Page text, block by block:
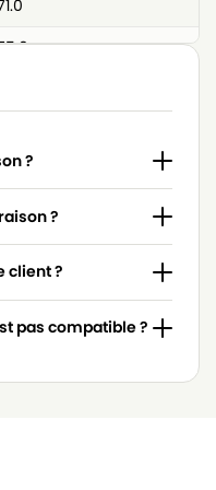
?
?
client ?
pas compatible ?